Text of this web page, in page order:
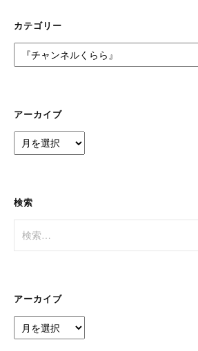
カテゴリー
テ
ー
アーカイブ
ー
ブ
検索
索:
アーカイブ
ー